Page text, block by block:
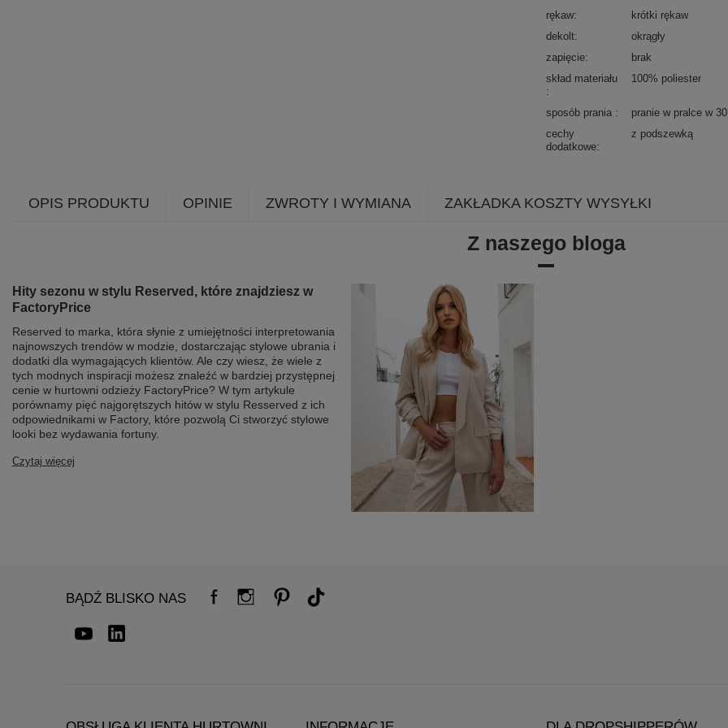
rękaw
krótki rękaw
dekolt
okrągły
zapięcie
brak
skład materiału
100% poliester
sposób prania
pranie w pralce w
cechy
dodatkowe
z podszewką
OPIS PRODUKTU OPINIE ZWROTY I WYMIANA ZAKŁADKA KOSZTY WYSYŁKI
Z naszego bloga
Hity sezonu w stylu Reserved, które znajdziesz w
FactoryPrice
Reserved to marka, która słynie z umiejętności interpretowania
najnowszych trendów w modzie, dostarczając stylowe ubrania i
dodatki dla wymagających klientów. Ale czy wiesz, że wiele z
tych modnych inspiracji możesz znaleźć w bardziej przystępnej
cenie w hurtowni odzieży FactoryPrice? W tym artykule
porównamy pięć najgorętszych hitów w stylu Resserved z ich
odpowiednikami w Factory, które pozwolą Ci stworzyć stylowe
looki bez wydawania fortuny.
Czytaj więcej
BĄDŹ BLISKO NAS